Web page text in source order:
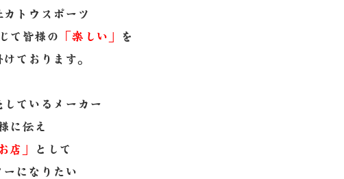
トウスポーツ
て皆様の
「楽しい」
を
ております。
ているメーカー
に伝え
店」
として
になりたい